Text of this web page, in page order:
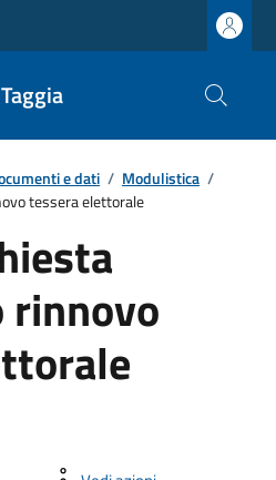
e dati / Modulistica /
tessera elettorale
rinnovo